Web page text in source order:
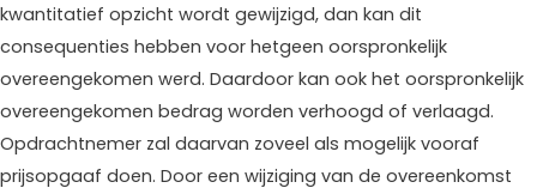
kwantitatief opzicht wordt gewijzigd, dan kan dit
consequenties hebben voor hetgeen oorspronkelijk
overeengekomen werd. Daardoor kan ook het oorspronkelijk
overeengekomen bedrag worden verhoogd of verlaagd.
Opdrachtnemer zal daarvan zoveel als mogelijk vooraf
prijsopgaaf doen. Door een wijziging van de overeenkomst